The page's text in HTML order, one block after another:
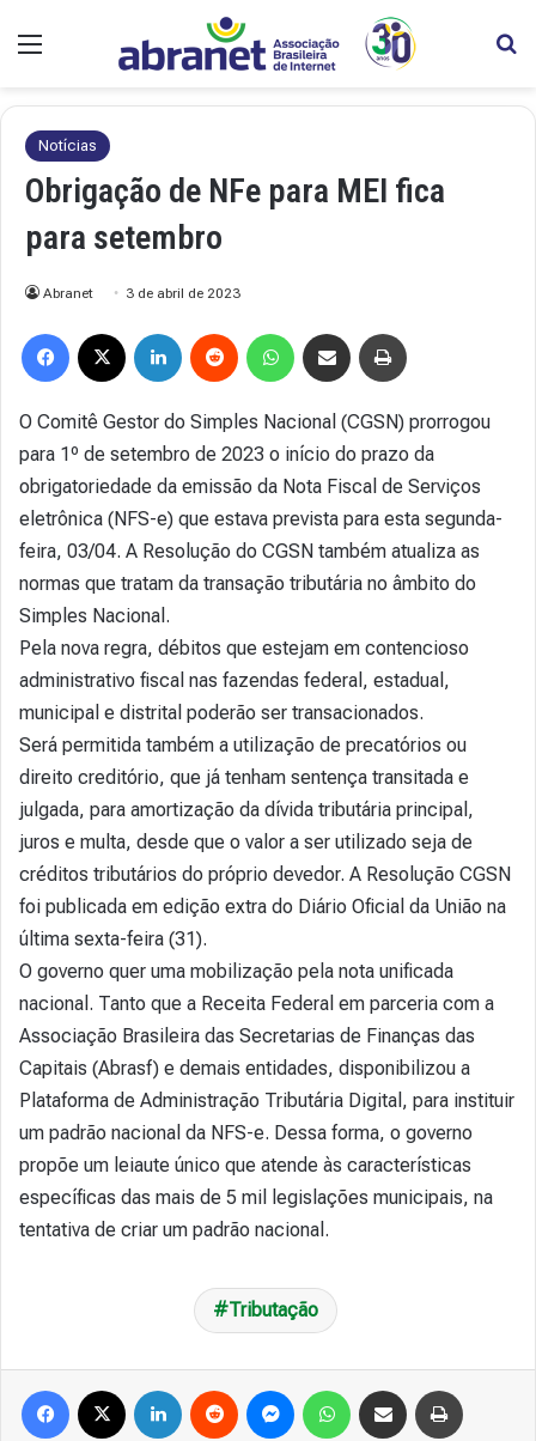
Notícias
Obrigação de NFe para MEI fica
para setembro
Abranet 3 de abril de 2023
O Comitê Gestor do Simples Nacional (CGSN) prorrogou
para 1º de setembro de 2023 o início do prazo da
obrigatoriedade da emissão da Nota Fiscal de Serviços
eletrônica (NFS-e) que estava prevista para esta segunda-
feira, 03/04. A Resolução do CGSN também atualiza as
normas que tratam da transação tributária no âmbito do
Simples Nacional.
Pela nova regra, débitos que estejam em contencioso
administrativo fiscal nas fazendas federal, estadual,
municipal e distrital poderão ser transacionados.
Será permitida também a utilização de precatórios ou
direito creditório, que já tenham sentença transitada e
julgada, para amortização da dívida tributária principal,
juros e multa, desde que o valor a ser utilizado seja de
créditos tributários do próprio devedor. A Resolução CGSN
foi publicada em edição extra do Diário Oficial da União na
última sexta-feira (31).
O governo quer uma mobilização pela nota unificada
nacional. Tanto que a Receita Federal em parceria com a
Associação Brasileira das Secretarias de Finanças das
Capitais (Abrasf) e demais entidades, disponibilizou a
Plataforma de Administração Tributária Digital, para instituir
um padrão nacional da NFS-e. Dessa forma, o governo
propõe um leiaute único que atende às características
específicas das mais de 5 mil legislações municipais, na
tentativa de criar um padrão nacional.
Tributação